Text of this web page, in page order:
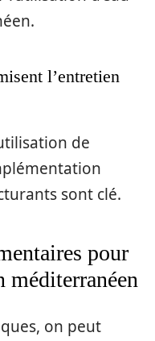
l’entretien
de
sont clé.
pour
on peut